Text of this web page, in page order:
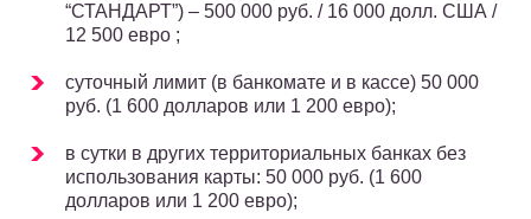
“СТАНДАРТ”) – 500 000 руб. / 16 000 долл. США /
12 500 евро ;
суточный лимит (в банкомате и в кассе) 50 000
руб. (1 600 долларов или 1 200 евро);
в сутки в других территориальных банках без
использования карты: 50 000 руб. (1 600
долларов или 1 200 евро);